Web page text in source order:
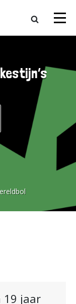
19 jaar